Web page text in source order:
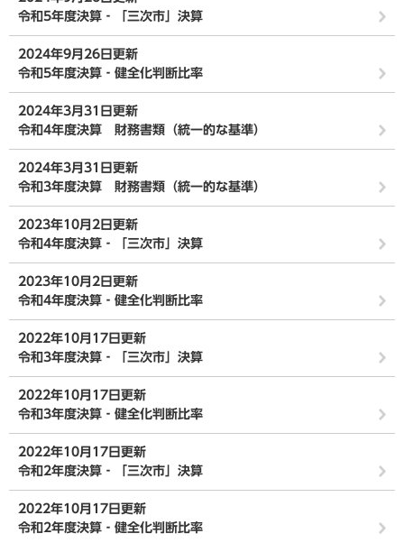
令和5年度決算‐「三次市」決算
2024年9月26日更新
令和5年度決算‐健全化判断比率
2024年3月31日更新
令和4年度決算 財務書類（統一的な基準）
2024年3月31日更新
令和3年度決算 財務書類（統一的な基準）
2023年10月2日更新
令和4年度決算‐「三次市」決算
2023年10月2日更新
令和4年度決算‐健全化判断比率
2022年10月17日更新
令和3年度決算‐「三次市」決算
2022年10月17日更新
令和3年度決算‐健全化判断比率
2022年10月17日更新
令和2年度決算‐「三次市」決算
2022年10月17日更新
令和2年度決算‐健全化判断比率